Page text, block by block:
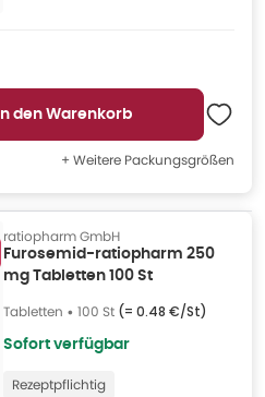
In den Warenkorb
+ Weitere Packungsgrößen
ratiopharm GmbH
Furosemid-ratiopharm 250
mg Tabletten 100 St
Tabletten • 100 St (= 0.48 €/St)
Sofort verfügbar
Rezeptpflichtig